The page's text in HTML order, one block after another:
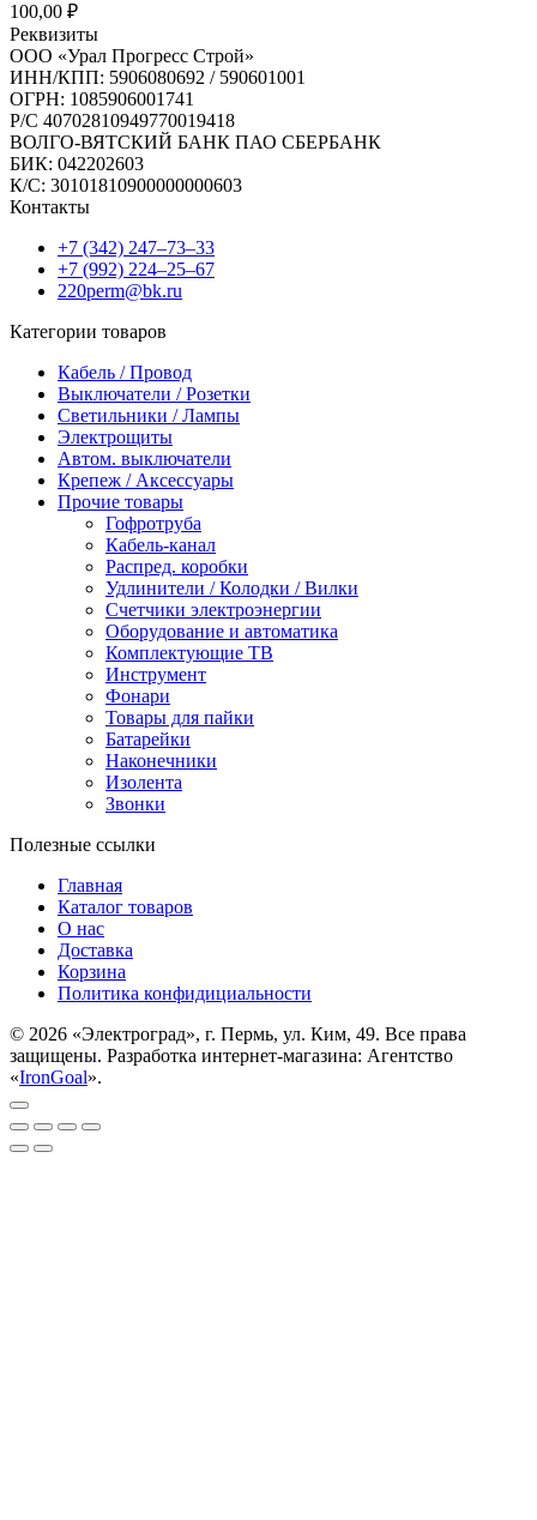
100,00 ₽
Реквизиты
ООО «Урал Прогресс Строй»
ИНН/КПП: 5906080692 / 590601001
ОГРН: 1085906001741
Р/C 40702810949770019418
ВОЛГО-ВЯТСКИЙ БАНК ПАО СБЕРБАНК
БИК: 042202603
К/С: 30101810900000000603
Контакты
+7 (342) 247‒73‒33
+7 (992) 224‒25‒67
220perm@bk.ru
Категории товаров
Кабель / Провод
Выключатели / Розетки
Светильники / Лампы
Электрощиты
Автом. выключатели
Крепеж / Аксессуары
Прочие товары
Гофротруба
Кабель-канал
Распред. коробки
Удлинители / Колодки / Вилки
Счетчики электроэнергии
Оборудование и автоматика
Комплектующие ТВ
Инструмент
Фонари
Товары для пайки
Батарейки
Наконечники
Изолента
Звонки
Полезные ссылки
Главная
Каталог товаров
О нас
Доставка
Корзина
Политика конфидициальности
© 2026 «Электроград», г. Пермь, ул. Ким, 49. Все права
защищены. Разработка интернет-магазина: Агентство
«IronGoal».